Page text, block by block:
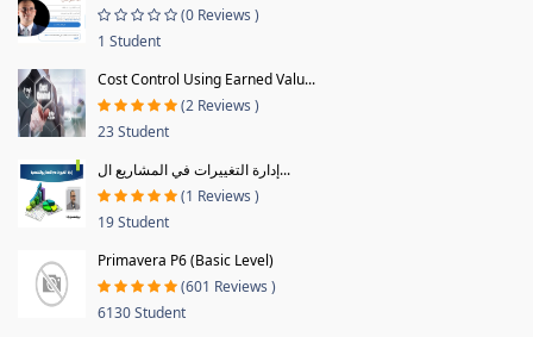
(0 Reviews )
1 Student
Cost Control Using Earned Valu...
(2 Reviews )
23 Student
إدارة التغييرات في المشاريع ال...
(1 Reviews )
19 Student
Primavera P6 (Basic Level)
(601 Reviews )
6130 Student